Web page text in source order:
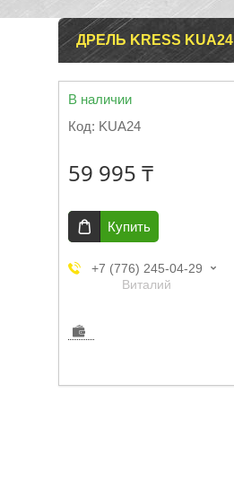
ДРЕЛЬ KRESS KUA24
В наличии
Код: KUA24
59 995 ₸
Купить
+7 (776) 245-04-29
Виталий